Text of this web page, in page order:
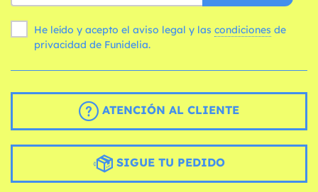
He leído y acepto el aviso legal y las condiciones
privacidad de Funidelia.
ATENCIÓN AL CLIENTE
SIGUE TU PEDIDO